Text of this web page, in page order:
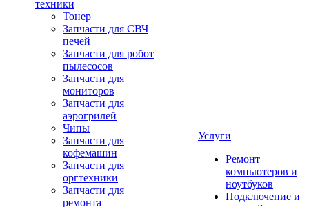
техники
Тонер
Запчасти для СВЧ
печей
Запчасти для робот
пылесосов
Запчасти для
мониторов
Запчасти для
аэрогрилей
Чипы
Запчасти для
кофемашин
Запчасти для
оргтехники
Запчасти для
ремонта
Услуги
Ремонт
компьютеров и
ноутбуков
Подключение и